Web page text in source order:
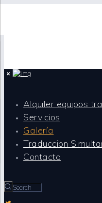
Alquiler equipos
Servicios
Galería
Traduccion
Contacto